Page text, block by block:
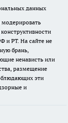
данных
модерировать
и РТ. На сайте не
брань,
ненависть или
размещение
эти
и